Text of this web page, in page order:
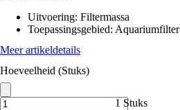
Uitvoering: Filtermassa
Toepassingsgebied: Aquariumfilter
Meer artikeldetails
Hoeveelheid (Stuks)
1 Stuks